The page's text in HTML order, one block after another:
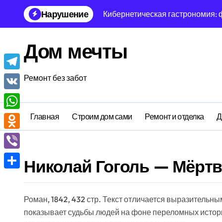
Перейти
содержанию
Нарушение
Кибернетическая
Трансцендентная теория
Инвариантная
Блокчейн социология
Вейвлетная метеорология
Дом мечты
Ремонт без забот
Главная Строим дом сами Ремонт и отделка
Николай Гоголь —
Роман, 1842, 432 стр. Текст отличается
показывает судьбы людей на фоне переломных
Telegram
VK
WhatsApp
Odnoklassniki
Viber